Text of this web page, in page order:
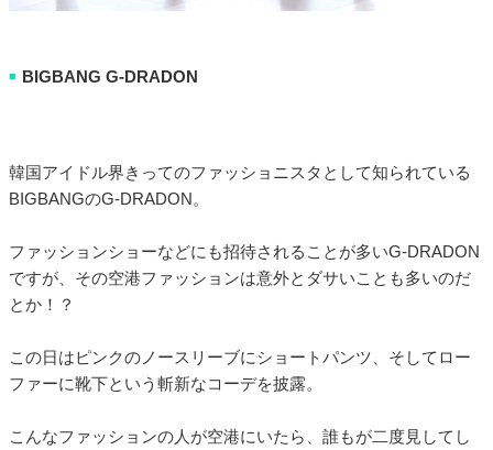
■ BIGBANG G-DRADON
韓国アイドル界きってのファッショニスタとして知られている
BIGBANGのG-DRADON。
ファッションショーなどにも招待されることが多いG-DRADON
ですが、その空港ファッションは意外とダサいことも多いのだ
とか！？
この日はピンクのノースリーブにショートパンツ、そしてロー
ファーに靴下という斬新なコーデを披露。
こんなファッションの人が空港にいたら、誰もが二度見してし